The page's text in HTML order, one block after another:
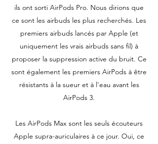
ils ont sorti AirPods Pro. Nous dirions que
ce sont les airbuds les plus recherchés. Les
premiers airbuds lancés par Apple (et
uniquement les vrais airbuds sans fil) à
proposer la suppression active du bruit. Ce
sont également les premiers AirPods à être
résistants à la sueur et à l'eau avant les
AirPods 3.
Les AirPods Max sont les seuls écouteurs
Apple supra-auriculaires à ce jour. Oui, ce